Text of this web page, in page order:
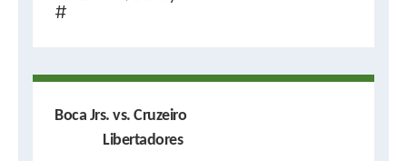
Boca Jrs. vs. Cruzeiro
Libertadores